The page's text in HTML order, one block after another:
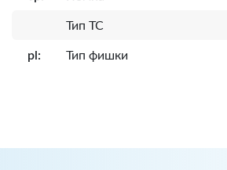
Тип ТС
pl: Тип фишки